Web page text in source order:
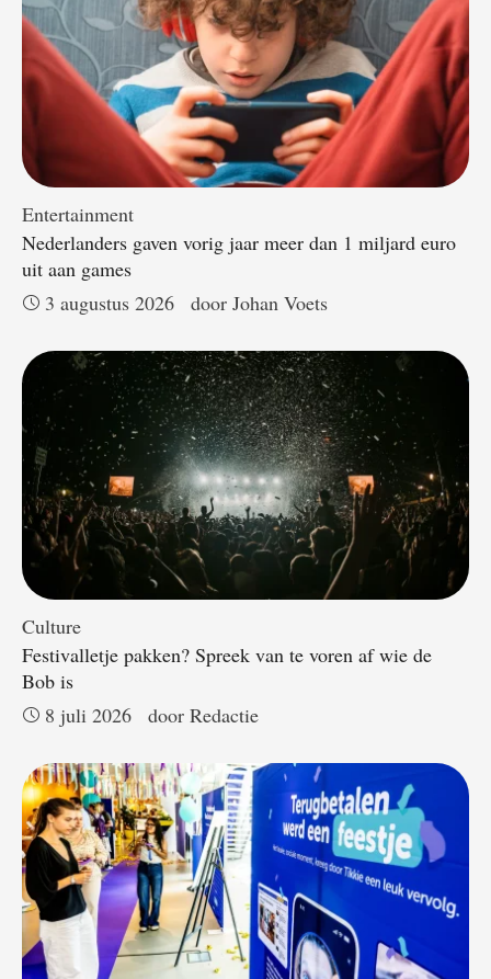
Entertainment
Nederlanders gaven vorig jaar meer dan 1 miljard euro
uit aan games
3 augustus 2026
door Johan Voets
Culture
Festivalletje pakken? Spreek van te voren af wie de
Bob is
8 juli 2026
door Redactie